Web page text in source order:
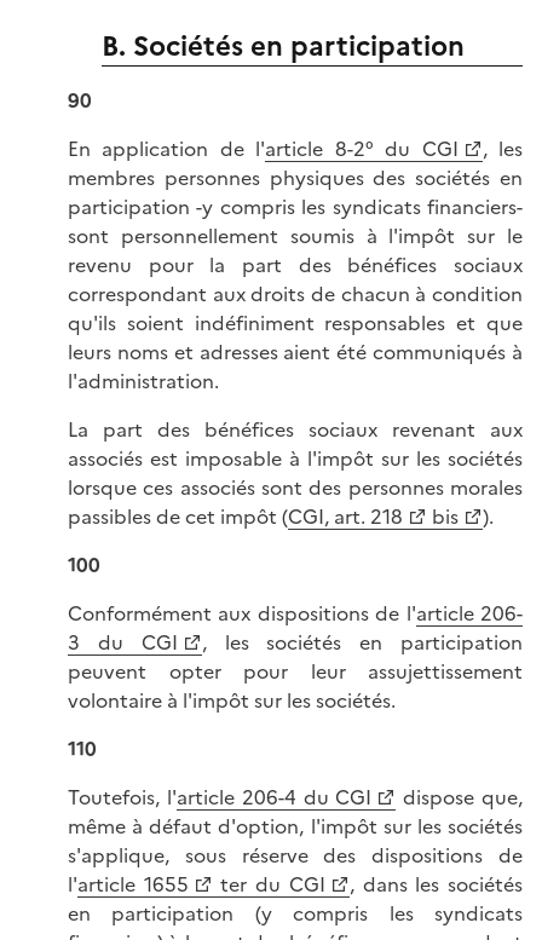
B. Sociétés en participation
90
En application de l'article 8-2° du CGI
, les
membres personnes physiques des sociétés en
participation -y compris les syndicats financiers-
sont personnellement soumis à l'impôt sur le
revenu pour la part des bénéfices sociaux
correspondant aux droits de chacun à condition
qu'ils soient indéfiniment responsables et que
leurs noms et adresses aient été communiqués à
l'administration.
La part des bénéfices sociaux revenant aux
associés est imposable à l'impôt sur les sociétés
lorsque ces associés sont des personnes morales
passibles de cet impôt (CGI, art. 218 bis
).
100
Conformément aux dispositions de l'article 206-
3 du CGI
, les sociétés en participation
peuvent opter pour leur assujettissement
volontaire à l'impôt sur les sociétés.
110
Toutefois, l'article 206-4 du CGI
dispose que,
même à défaut d'option, l'impôt sur les sociétés
s'applique, sous réserve des dispositions de
l'article 1655 ter du CGI
, dans les sociétés
en participation (y compris les syndicats